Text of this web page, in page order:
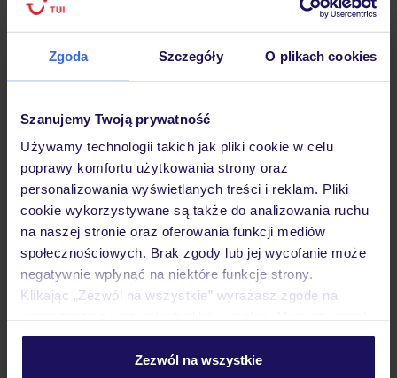
Zgoda Szczegóły O plikach cookies
Szanujemy Twoją prywatność
Używamy technologii takich jak pliki cookie w celu
poprawy komfortu użytkowania strony oraz
personalizowania wyświetlanych treści i reklam. Pliki
cookie wykorzystywane są także do analizowania ruchu
na naszej stronie oraz oferowania funkcji mediów
społecznościowych. Brak zgody lub jej wycofanie może
negatywnie wpłynąć na niektóre funkcje strony.
Klikając „Zezwól na wszystkie” wyrażasz zgodę na
personalizować swój wybór wchodząc w zakładkę
Zezwól na wszystkie
Hotel
Pokoje
Wyżywienie
Atrakcje